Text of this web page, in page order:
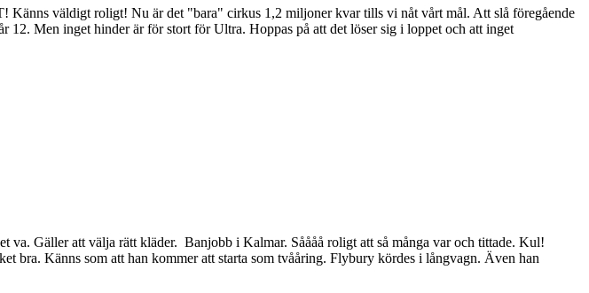
väldigt roligt! Nu är det "bara" cirkus 1,2 miljoner kvar tills vi nåt vårt mål. Att slå föregående
Men inget hinder är för stort för Ultra. Hoppas på att det löser sig i loppet och att inget
Gäller att välja rätt kläder. Banjobb i Kalmar. Såååå roligt att så många var och tittade. Kul!
Känns som att han kommer att starta som tvååring. Flybury kördes i långvagn. Även han